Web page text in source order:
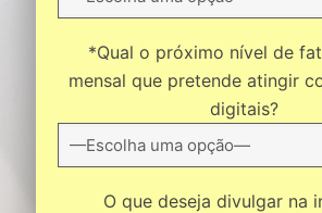
*Qual o próximo nível de
mensal que pretende atingir
digitais?
O que deseja divulgar na